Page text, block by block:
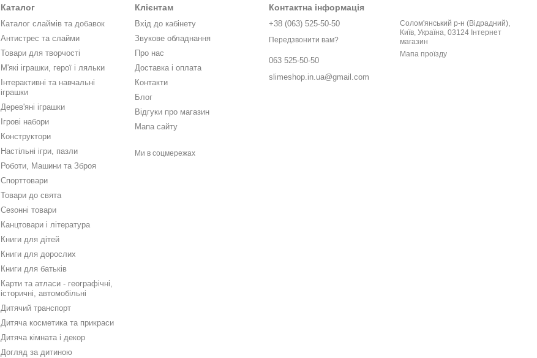
Каталог
Каталог слаймів та добавок
Антистрес та слайми
Товари для творчості
М'які іграшки, герої і ляльки
Інтерактивні та навчальні
іграшки
Дерев'яні іграшки
Ігрові набори
Конструктори
Настільні ігри, пазли
Роботи, Машини та Зброя
Спорттовари
Товари до свята
Сезонні товари
Канцтовари і література
Книги для дітей
Книги для дорослих
Книги для батьків
Карти та атласи - географічні,
історичні, автомобільні
Дитячий транспорт
Дитяча косметика та прикраси
Дитяча кімната і декор
Догляд за дитиною
Клієнтам
Вхід до кабінету
Звукове обладнання
Про нас
Доставка і оплата
Контакти
Блог
Відгуки про магазин
Мапа сайту
Ми в соцмережах
Контактна інформація
+38 (063) 525-50-50
Передзвонити вам?
063 525-50-50
slimeshop.in.ua@gmail.com
Солом'янський р-н (Відрадний),
Київ, Україна, 03124 Інтернет
магазин
Мапа проїзду